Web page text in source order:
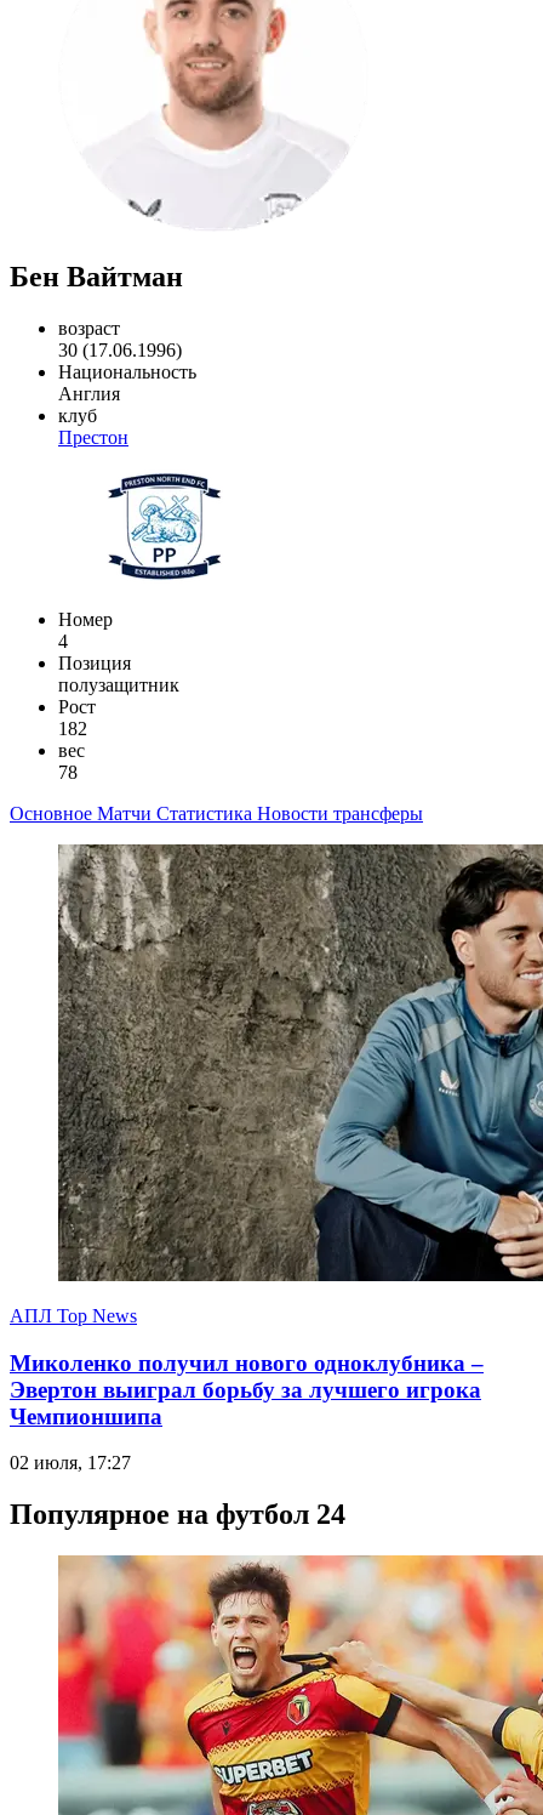
Бен Вайтман
возраст
30 (17.06.1996)
Национальность
Англия
клуб
Престон
Номер
4
Позиция
полузащитник
Рост
182
вес
78
Основное Матчи Статистика Новости трансферы
АПЛ Top News
Миколенко получил нового одноклубника –
Эвертон выиграл борьбу за лучшего игрока
Чемпионшипа
02 июля, 17:27
Популярное на футбол 24